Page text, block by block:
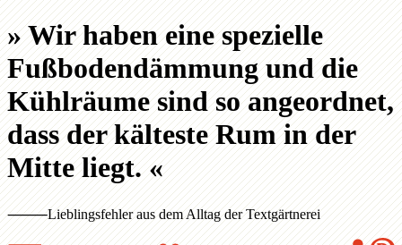
»Wir haben eine spezielle
Fußbodendämmung und die
Kühlräume sind so angeordnet,
dass der kälteste Rum in der
Mitte liegt.«
⸻Lieblingsfehler aus dem Alltag der Textgärtnerei